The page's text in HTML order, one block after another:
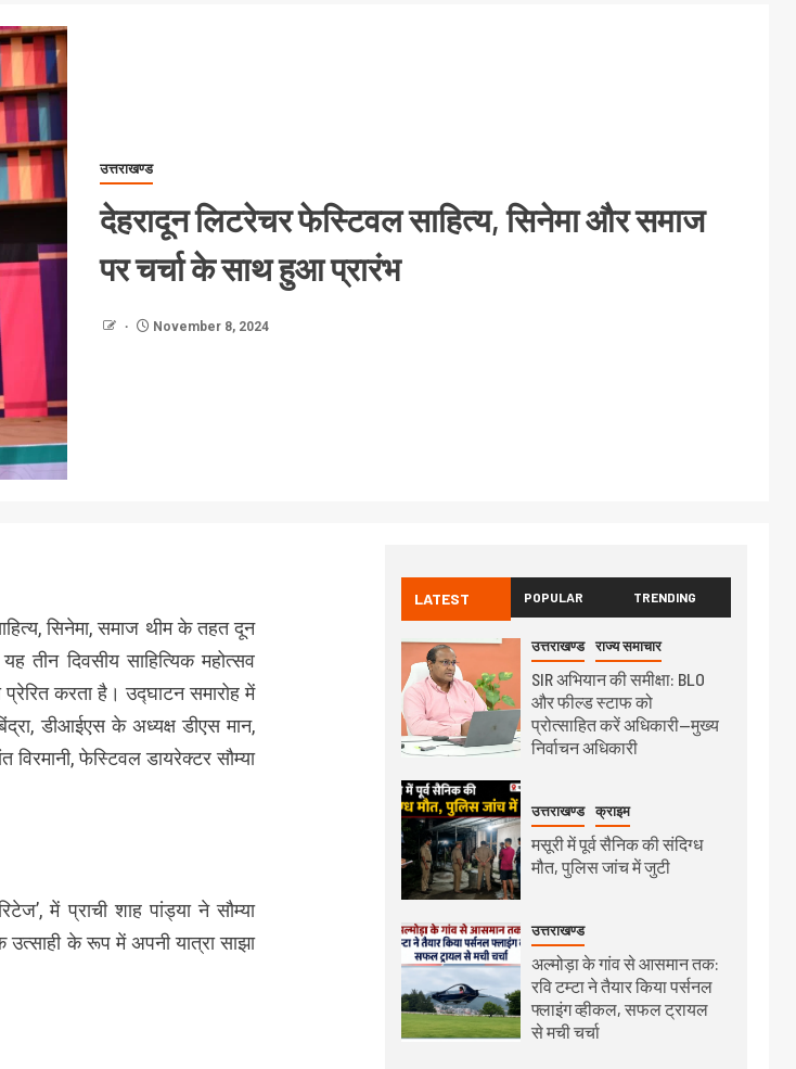
उत्तराखण्ड
देहरादून लिटरेचर फेस्टिवल साहित्य, सिनेमा और समाज
पर चर्चा के साथ हुआ प्रारंभ
November 8, 2024
सिनेमा, समाज थीम के तहत दून
दिवसीय साहित्यिक महोत्सव
करता है। उद्घाटन समारोह में
डीआईएस के अध्यक्ष डीएस मान,
फेस्टिवल डायरेक्टर सौम्या
में प्राची शाह पांड्या ने सौम्या
के रूप में अपनी यात्रा साझा
LATEST POPULAR TRENDING
उत्तराखण्ड राज्य समाचार
SIR अभियान की समीक्षा: BLO
और फील्ड स्टाफ को
प्रोत्साहित करें अधिकारी—मुख्य
निर्वाचन अधिकारी
उत्तराखण्ड क्राइम
मसूरी में पूर्व सैनिक की संदिग्ध
मौत, पुलिस जांच में जुटी
उत्तराखण्ड
अल्मोड़ा के गांव से आसमान तक:
रवि टम्टा ने तैयार किया पर्सनल
फ्लाइंग व्हीकल, सफल ट्रायल
से मची चर्चा